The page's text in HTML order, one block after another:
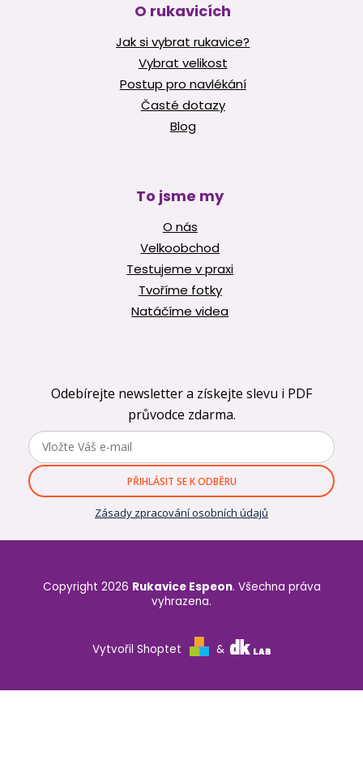
O rukavicích
Jak si vybrat rukavice?
Vybrat velikost
Postup pro navlékání
Časté dotazy
Blog
To jsme my
O nás
Velkoobchod
Testujeme v praxi
Tvoříme fotky
Natáčíme videa
Odebírejte newsletter a získejte slevu i PDF
průvodce zdarma.
PŘIHLÁSIT SE K ODBĚRU
Zásady zpracování osobních údajů
Vytvořil Shoptet &
Copyright 2026 Rukavice Espeon. Všechna práva
vyhrazena.